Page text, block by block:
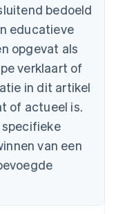
bedoeld
educatieve
opgevat als
verklaart of
in dit artikel
of actueel is.
specifieke
van een